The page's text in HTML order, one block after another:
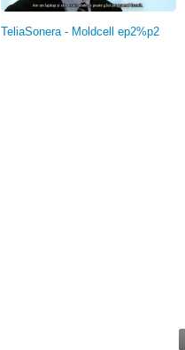
TeliaSonera - Moldcell ep2%p2